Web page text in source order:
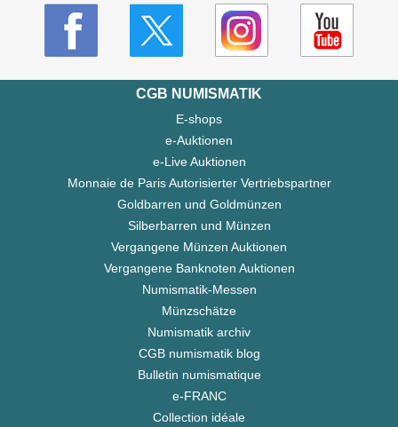
CGB NUMISMATIK
E-shops
e-Auktionen
e-Live Auktionen
Monnaie de Paris Autorisierter Vertriebspartner
Goldbarren und Goldmünzen
Silberbarren und Münzen
Vergangene Münzen Auktionen
Vergangene Banknoten Auktionen
Numismatik-Messen
Münzschätze
Numismatik archiv
CGB numismatik blog
Bulletin numismatique
e-FRANC
Collection idéale